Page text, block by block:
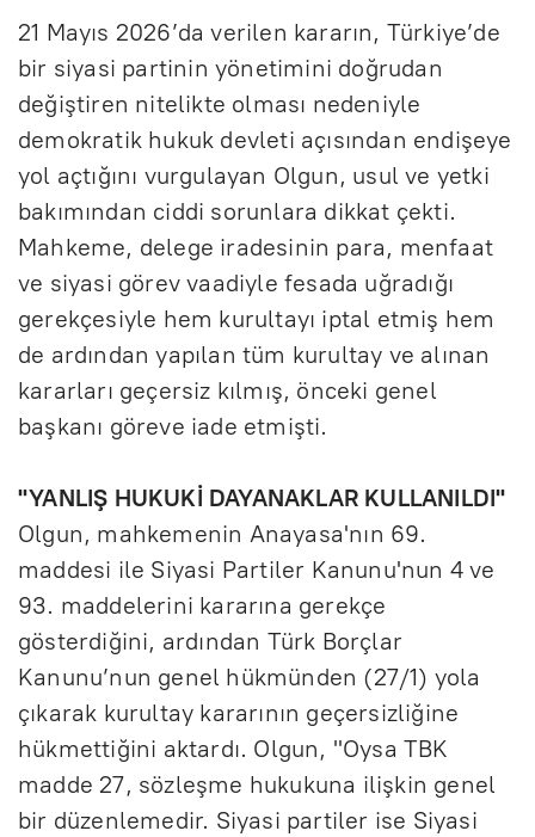
21 Mayıs 2026’da verilen kararın, Türkiye’de
bir siyasi partinin yönetimini doğrudan
değiştiren nitelikte olması nedeniyle
demokratik hukuk devleti açısından endişeye
yol açtığını vurgulayan Olgun, usul ve yetki
bakımından ciddi sorunlara dikkat çekti.
Mahkeme, delege iradesinin para, menfaat
ve siyasi görev vaadiyle fesada uğradığı
gerekçesiyle hem kurultayı iptal etmiş hem
de ardından yapılan tüm kurultay ve alınan
kararları geçersiz kılmış, önceki genel
başkanı göreve iade etmişti.
"YANLIŞ HUKUKİ DAYANAKLAR KULLANILDI"
Olgun, mahkemenin Anayasa'nın 69.
maddesi ile Siyasi Partiler Kanunu'nun 4 ve
93. maddelerini kararına gerekçe
gösterdiğini, ardından Türk Borçlar
Kanunu’nun genel hükmünden (27/1) yola
çıkarak kurultay kararının geçersizliğine
hükmettiğini aktardı. Olgun, "Oysa TBK
madde 27, sözleşme hukukuna ilişkin genel
bir düzenlemedir. Siyasi partiler ise Siyasi